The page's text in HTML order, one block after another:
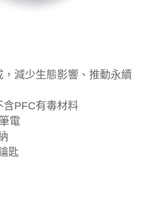
減少生態影響、推動永續
PFC有毒材料
電
匙